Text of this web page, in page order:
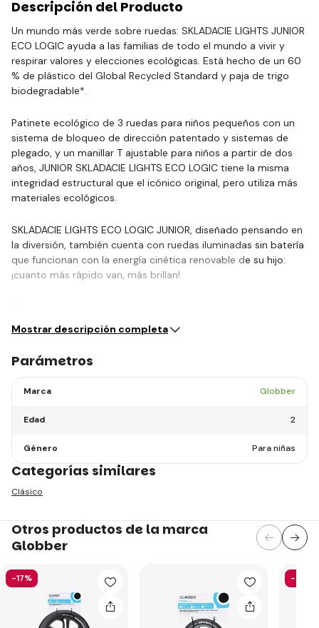
Descripción del Producto
Un mundo más verde sobre ruedas: SKLADACIE LIGHTS JUNIOR
ECO LOGIC ayuda a las familias de todo el mundo a vivir y
respirar valores y elecciones ecológicas. Está hecho de un 60
% de plástico del Global Recycled Standard y paja de trigo
biodegradable*.
Patinete ecológico de 3 ruedas para niños pequeños con un
sistema de bloqueo de dirección patentado y sistemas de
plegado, y un manillar T ajustable para niños a partir de dos
años, JUNIOR SKLADACIE LIGHTS ECO LOGIC tiene la misma
integridad estructural que el icónico original, pero utiliza más
materiales ecológicos.
SKLADACIE LIGHTS ECO LOGIC JUNIOR, diseñado pensando en
la diversión, también cuenta con ruedas iluminadas sin batería
que funcionan con la energía cinética renovable de su hijo:
¡cuanto más rápido van, más brillan!
Mostrar descripción completa
Parámetros
Marca Globber
Edad 2
Género Para niñas
Categorías similares
Clásico
Otros productos de la marca
Globber
-17% -58%